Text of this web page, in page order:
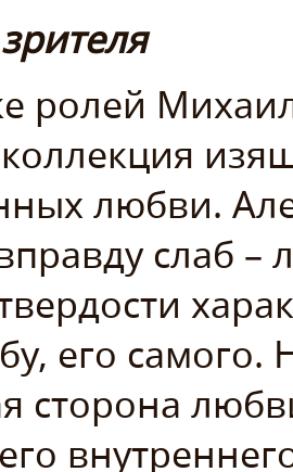
ролей
любви.
слаб
его самого.
сторона